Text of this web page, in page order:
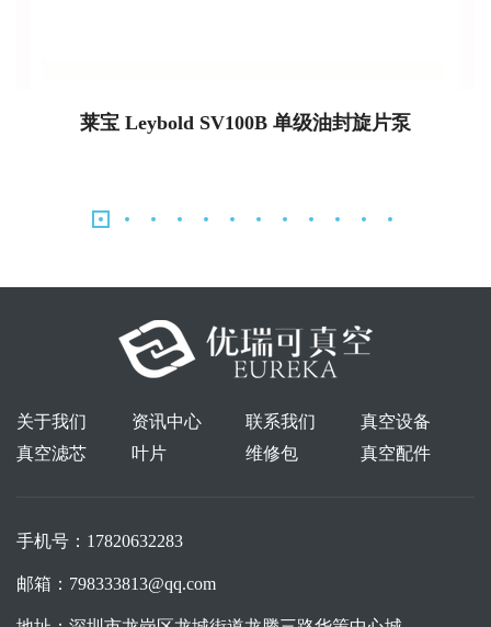
莱宝 Leybold SV100B 单级油封旋片泵
关于我们 资讯中心 联系我们
真空设备
真空滤芯
叶片 维修包 真空配件
手机号： 17820632283
邮箱： 798333813@qq.com